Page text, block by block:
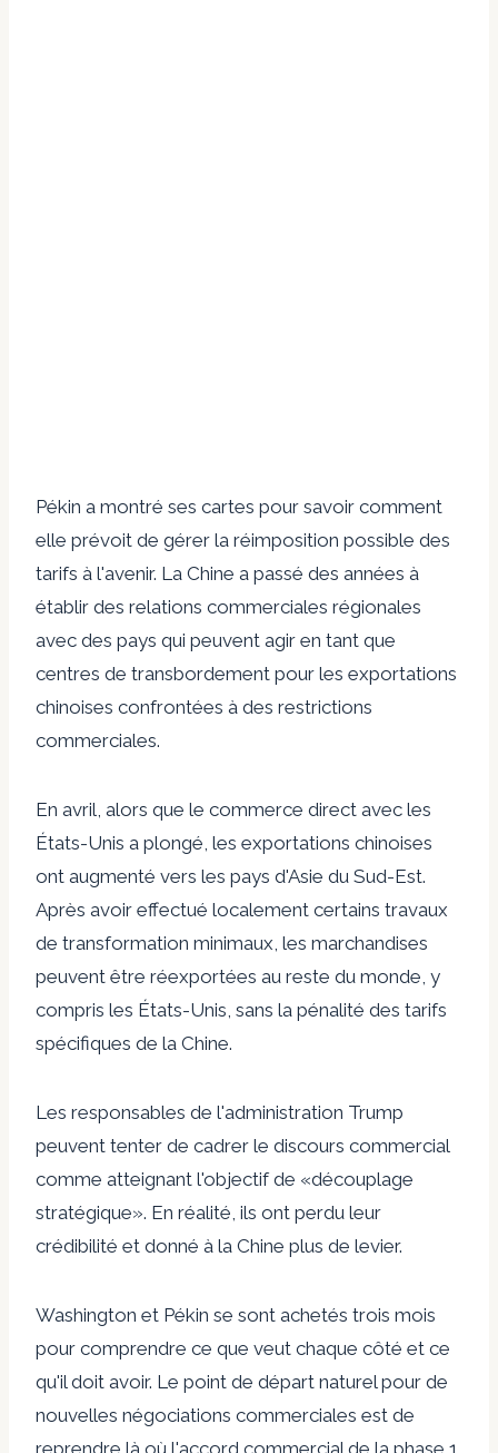
Pékin a montré ses cartes pour savoir comment
elle prévoit de gérer la réimposition possible des
tarifs à l'avenir. La Chine a passé des années à
établir des relations commerciales régionales
avec des pays qui peuvent agir en tant que
centres de transbordement pour les exportations
chinoises confrontées à des restrictions
commerciales.
En avril, alors que le commerce direct avec les
États-Unis a plongé, les exportations chinoises
ont augmenté vers les pays d'Asie du Sud-Est.
Après avoir effectué localement certains travaux
de transformation minimaux, les marchandises
peuvent être réexportées au reste du monde, y
compris les États-Unis, sans la pénalité des tarifs
spécifiques de la Chine.
Les responsables de l'administration Trump
peuvent tenter de cadrer le discours commercial
comme atteignant l'objectif de «découplage
stratégique». En réalité, ils ont perdu leur
crédibilité et donné à la Chine plus de levier.
Washington et Pékin se sont achetés trois mois
pour comprendre ce que veut chaque côté et ce
qu'il doit avoir. Le point de départ naturel pour de
nouvelles négociations commerciales est de
reprendre là où l'accord commercial de la phase 1